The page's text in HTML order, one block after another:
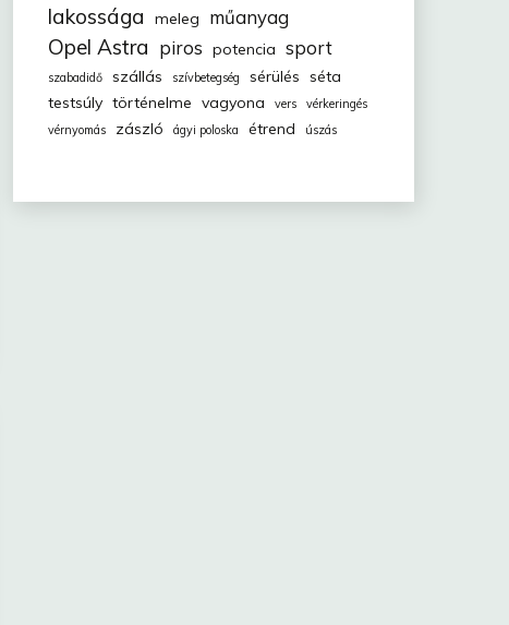
lakossága meleg műanyag
Opel Astra piros potencia sport
szabadidő szállás szívbetegség sérülés séta
testsúly történelme vagyona vers
vérkeringés
vérnyomás
zászló ágyi poloska étrend úszás